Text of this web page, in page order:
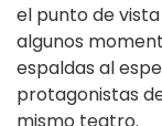
el punto de
algunos
espaldas al
protagonistas
mismo teatro.